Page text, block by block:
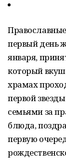
первый день
января,
который
храмах
первой
семьями за
блюда,
первую